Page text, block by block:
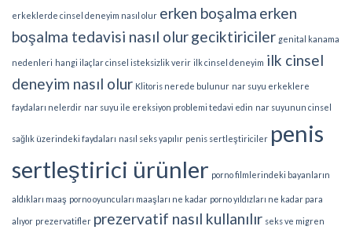
erkeklerde cinsel deneyim nasıl olur erken boşalma erken
boşalma tedavisi nasıl olurgeciktiriciler genital kanama
nedenleri hangi ilaçlar cinsel isteksizlik verir ilk cinsel deneyim ilk cinsel
deneyim nasıl olur Klitoris nerede bulunur nar suyu erkeklere
faydaları nelerdir nar suyu ile ereksiyon problemi tedavi edin nar suyunun cinsel
sağlık üzerindeki faydaları nasıl seks yapılır penis sertleştiriciler penis
sertleştirici ürünler porno filmlerindeki bayanların
aldıkları maaş porno oyuncuları maaşları ne kadar porno yıldızları ne kadar para
alıyor prezervatifler prezervatif nasıl kullanılır seks ve migren